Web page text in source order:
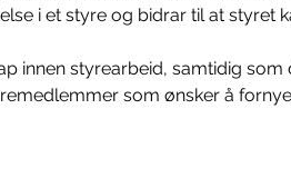
i et styre og bidrar til at styret
innen styrearbeid, samtidig som
som ønsker å